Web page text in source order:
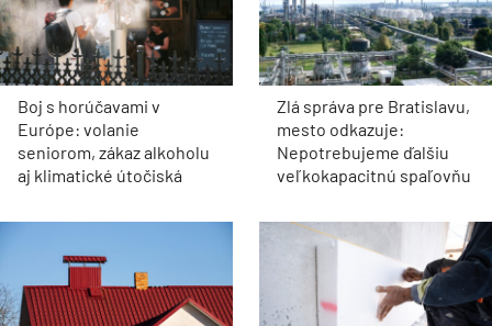
Boj s horúčavami v
Európe: volanie
seniorom, zákaz alkoholu
aj klimatické útočiská
Zlá správa pre Bratislavu,
mesto odkazuje:
Nepotrebujeme ďalšiu
veľkokapacitnú spaľovňu